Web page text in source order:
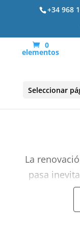
+34 968
0
elementos
Seleccionar
La
pasa
muebles
las